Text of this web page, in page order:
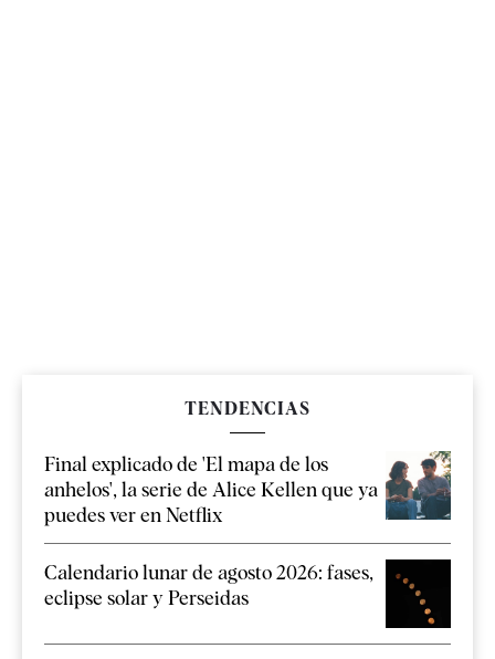
TENDENCIAS
Final explicado de 'El mapa de los
anhelos', la serie de Alice Kellen que ya
puedes ver en Netflix
Calendario lunar de agosto 2026: fases,
eclipse solar y Perseidas